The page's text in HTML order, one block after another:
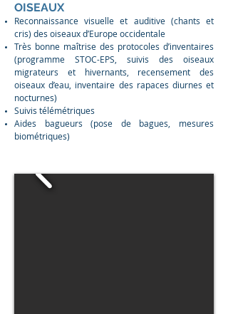
OISEAUX
Reconnaissance visuelle et auditive (chants et
cris) des oiseaux d’Europe occidentale
Très bonne maîtrise des protocoles d’inventaires
(programme STOC-EPS, suivis des oiseaux
migrateurs et hivernants, recensement des
oiseaux d’eau, inventaire des rapaces diurnes et
nocturnes)
Suivis télémétriques
Aides bagueurs (pose de bagues, mesures
biométriques)